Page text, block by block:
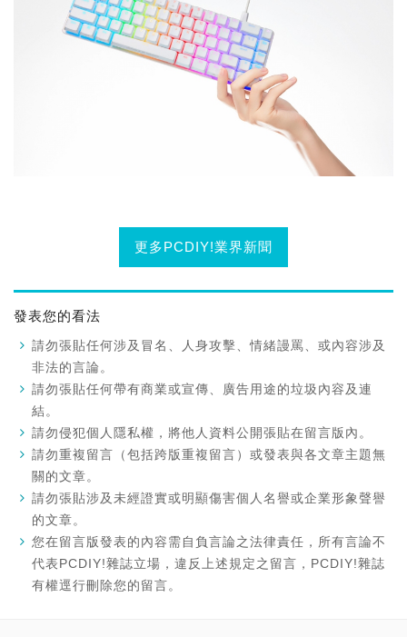
更多PCDIY!業界新聞
發表您的看法
請勿張貼任何涉及冒名、人身攻擊、情緒謾罵、或內容涉及
非法的言論。
請勿張貼任何帶有商業或宣傳、廣告用途的垃圾內容及連
結。
請勿侵犯個人隱私權，將他人資料公開張貼在留言版內。
請勿重複留言（包括跨版重複留言）或發表與各文章主題無
關的文章。
請勿張貼涉及未經證實或明顯傷害個人名譽或企業形象聲譽
的文章。
您在留言版發表的內容需自負言論之法律責任，所有言論不
代表PCDIY!雜誌立場，違反上述規定之留言，PCDIY!雜誌
有權逕行刪除您的留言。